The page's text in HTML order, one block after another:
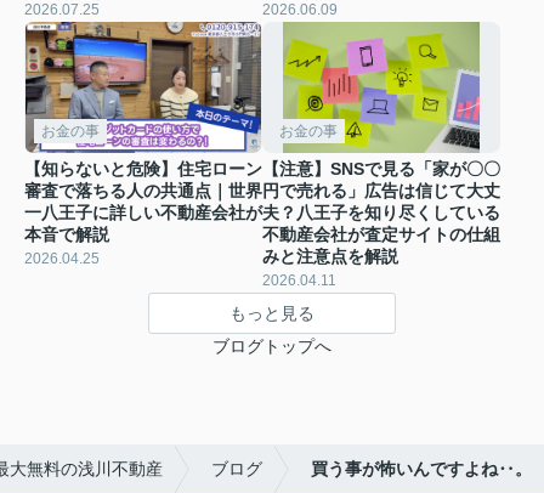
2026.07.25 2026.06.09
お金の事
【知らないと危険】住宅ローン
審査で落ちる人の共通点｜世界
一八王子に詳しい不動産会社が
本音で解説
2026.04.25
お金の事
【注意】SNSで見る「家が〇〇
円で売れる」広告は信じて大丈
夫？八王子を知り尽くしている
不動産会社が査定サイトの仕組
みと注意点を解説
2026.04.11
もっと見る
ブログトップへ
大無料の浅川不動産 ブログ 買う事が怖いんですよね‥。